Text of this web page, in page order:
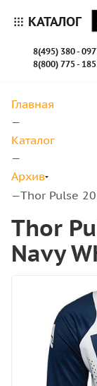
КАТАЛОГ
8(495) 380 -
8(800) 775 -
Главная
—
Каталог
—
Архив
—Thor Pulse
Thor
Navy